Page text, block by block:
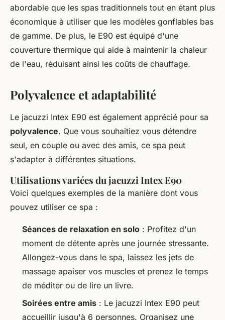
abordable que les spas traditionnels tout en étant plus
économique à utiliser que les modèles gonflables bas
de gamme. De plus, le E90 est équipé d'une
couverture thermique qui aide à maintenir la chaleur
de l'eau, réduisant ainsi les coûts de chauffage.
Polyvalence et adaptabilité
Le jacuzzi Intex E90 est également apprécié pour sa
polyvalence. Que vous souhaitiez vous détendre
seul, en couple ou avec des amis, ce spa peut
s'adapter à différentes situations.
Utilisations variées du jacuzzi Intex E90
Voici quelques exemples de la manière dont vous
pouvez utiliser ce spa :
Séances de relaxation en solo : Profitez d'un
moment de détente après une journée stressante.
Allongez-vous dans le spa, laissez les jets de
massage apaiser vos muscles et prenez le temps
de méditer ou de lire un livre.
Soirées entre amis : Le jacuzzi Intex E90 peut
accueillir jusqu'à 6 personnes. Organisez une